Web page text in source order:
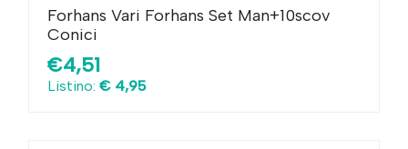
Forhans Vari Forhans Set Man+10scov
Conici
€4,51
Listino: € 4,95